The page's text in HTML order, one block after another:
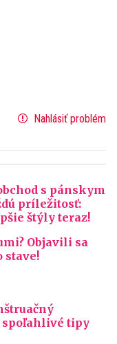
Nahlásiť problém
s pánskym
príležitosť:
štýly teraz!
Objavili sa
stave!
spoľahlivé tipy